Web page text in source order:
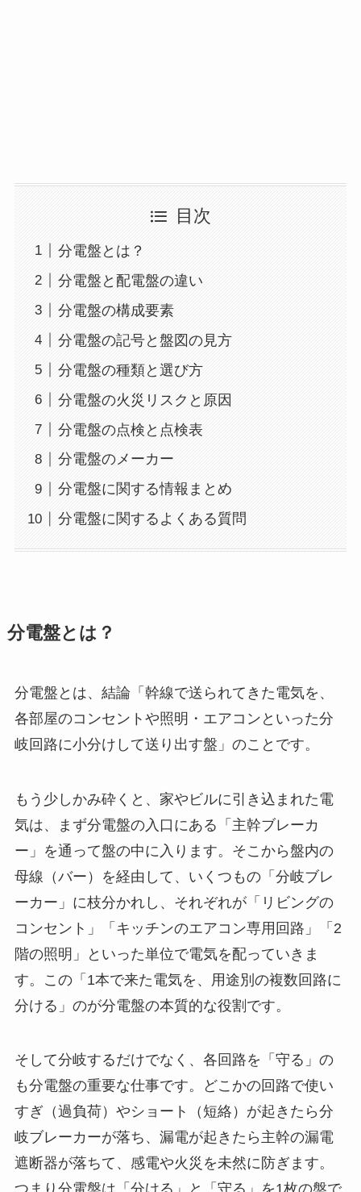
目次
分電盤とは？
分電盤と配電盤の違い
分電盤の構成要素
分電盤の記号と盤図の見方
分電盤の種類と選び方
分電盤の火災リスクと原因
分電盤の点検と点検表
分電盤のメーカー
分電盤に関する情報まとめ
分電盤に関するよくある質問
分電盤とは？
分電盤とは、結論「幹線で送られてきた電気を、
各部屋のコンセントや照明・エアコンといった分
岐回路に小分けして送り出す盤」のことです。
もう少しかみ砕くと、家やビルに引き込まれた電
気は、まず分電盤の入口にある「主幹ブレーカ
ー」を通って盤の中に入ります。そこから盤内の
母線（バー）を経由して、いくつもの「分岐ブレ
ーカー」に枝分かれし、それぞれが「リビングの
コンセント」「キッチンのエアコン専用回路」「2
階の照明」といった単位で電気を配っていきま
す。この「1本で来た電気を、用途別の複数回路に
分ける」のが分電盤の本質的な役割です。
そして分岐するだけでなく、各回路を「守る」の
も分電盤の重要な仕事です。どこかの回路で使い
すぎ（過負荷）やショート（短絡）が起きたら分
岐ブレーカーが落ち、漏電が起きたら主幹の漏電
遮断器が落ちて、感電や火災を未然に防ぎます。